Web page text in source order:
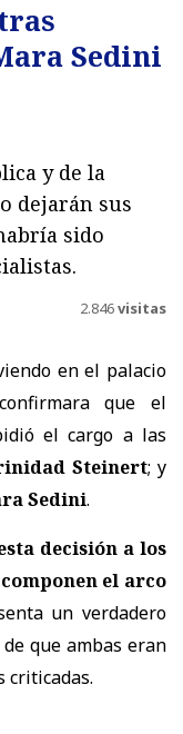
Sedini
y de la
dejarán sus
sido
2.846visitas
en el palacio
que el
el cargo a las
Steinert; y
Sedini.
decisión a los
el arco
un verdadero
que ambas eran
criticadas.